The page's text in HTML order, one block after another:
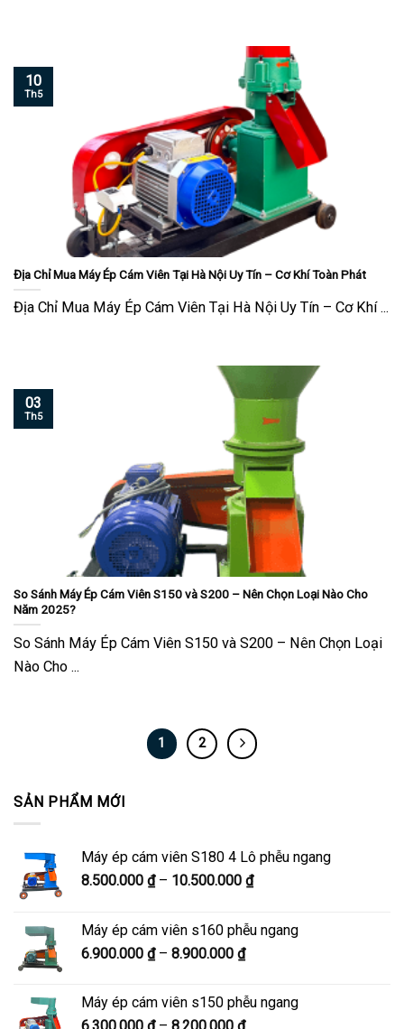
SẢN PHẨM MỚI
Máy ép cám viên S180 4 Lô phễu ngang
8.500.000 ₫ – 10.500.000 ₫Khoảng
8.500.000 ₫
Máy ép cám viên s160 phễu ngang
6.900.000 ₫ – 8.900.000 ₫Khoảng
từ
6.900.000 ₫
Máy ép cám viên s150 phễu ngang
Khoảng
Địa Chỉ Mua Máy Ép Cám Viên Tại Hà Nội Uy Tín – Cơ Khí Toàn Phát
Địa Chỉ Mua Máy Ép Cám Viên Tại Hà Nội Uy Tín – Cơ Khí ...
10
Th5
So Sánh Máy Ép Cám Viên S150 và S200 – Nên Chọn Loại Nào Cho
Năm 2025?
So Sánh Máy Ép Cám Viên S150 và S200 – Nên Chọn Loại
Nào Cho ...
03
Th5
1 2